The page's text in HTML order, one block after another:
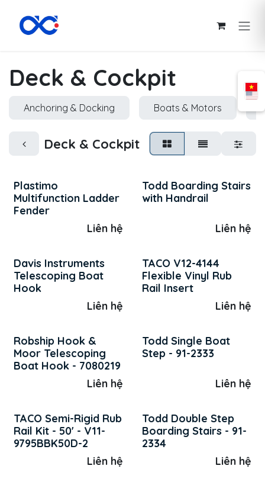
Deck & Cockpit
Anchoring & Docking Boats & Motors
Deck & Cockpit
Plastimo
Multifunction Ladder
Fender
Liên hệ
Todd Boarding Stairs
with Handrail
Liên hệ
Davis Instruments
Telescoping Boat
Hook
Liên hệ
TACO V12-4144
Flexible Vinyl Rub
Rail Insert
Liên hệ
Robship Hook &
Moor Telescoping
Boat Hook - 7080219
Liên hệ
Todd Single Boat
Step - 91-2333
Liên hệ
TACO Semi-Rigid Rub
Rail Kit - 50' - V11-
9795BBK50D-2
Liên hệ
Todd Double Step
Boarding Stairs - 91-
2334
Liên hệ